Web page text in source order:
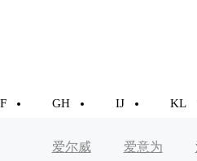
GH IJ KL
爱尔威 爱意为